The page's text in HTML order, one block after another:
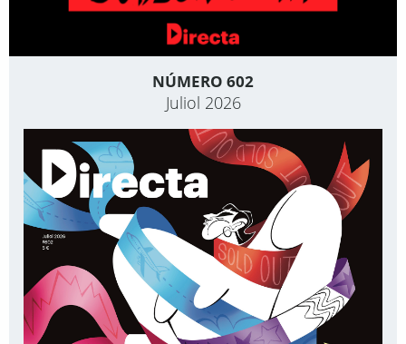
NÚMERO 602
Juliol 2026